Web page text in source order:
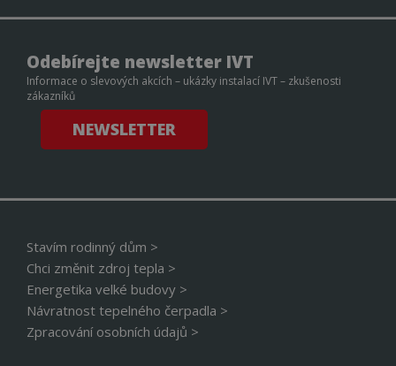
Odebírejte newsletter IVT
Informace o slevových akcích – ukázky instalací IVT – zkušenosti
zákazníků
NEWSLETTER
Stavím rodinný dům >
Chci změnit zdroj tepla >
Energetika velké budovy >
Návratnost tepelného čerpadla >
Zpracování osobních údajů >